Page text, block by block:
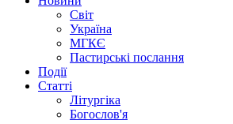
Світ
Україна
МГКЄ
Пастирські послання
Події
Статті
Літургіка
Богослов'я